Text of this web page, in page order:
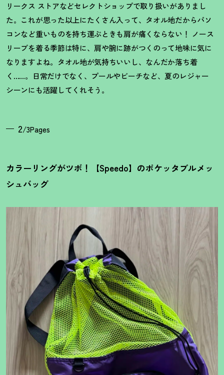
リークス ストアなどセレクトショップで取り扱いがありまし
た。これが思った以上にたくさん入って、タオル地だからパソ
コンなど重いものを持ち運ぶときも肩が痛くならない ！ ノース
リーブを着る季節は特に、肩や腕に跡がつくのって地味に気に
なりますよね。タオル地が気持ちいいし、なんだか落ち着
く……。日常だけでなく、プールやビーチなど、夏のレジャー
シーンにも活躍してくれそう。
2/3Pages
カラーリングがツボ ！
【Speedo】のポケッタブルメッ
シュバッグ